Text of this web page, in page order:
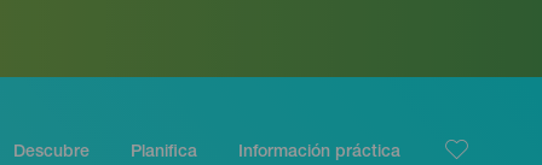
Descubre Planifica Información práctica